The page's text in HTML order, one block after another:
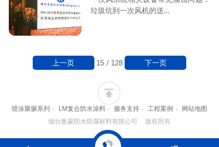
垃圾坑到一次风机的送...
15 / 128
上一页 下一页
喷涂聚脲系列 · LM复合防水涂料 · 服务支持 · 工程案例 ·
网站地图
烟台鲁蒙防水防腐材料有限公司 版权所有